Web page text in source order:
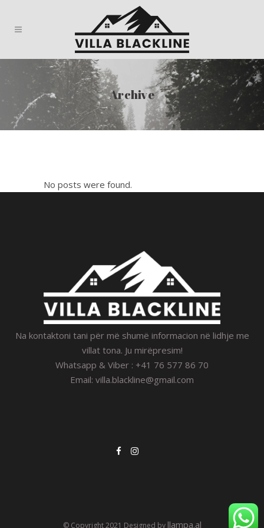
Archive
No posts were found.
Na kontaktoni tani për më shumë informacion në lidhje me
villat tona. Ju mirëpresim!
Whatsapp & Viber : +41 76 577 86 70
Email: villa.blackline@gmail.com
© Copyright 2021 Designed by llampa.al